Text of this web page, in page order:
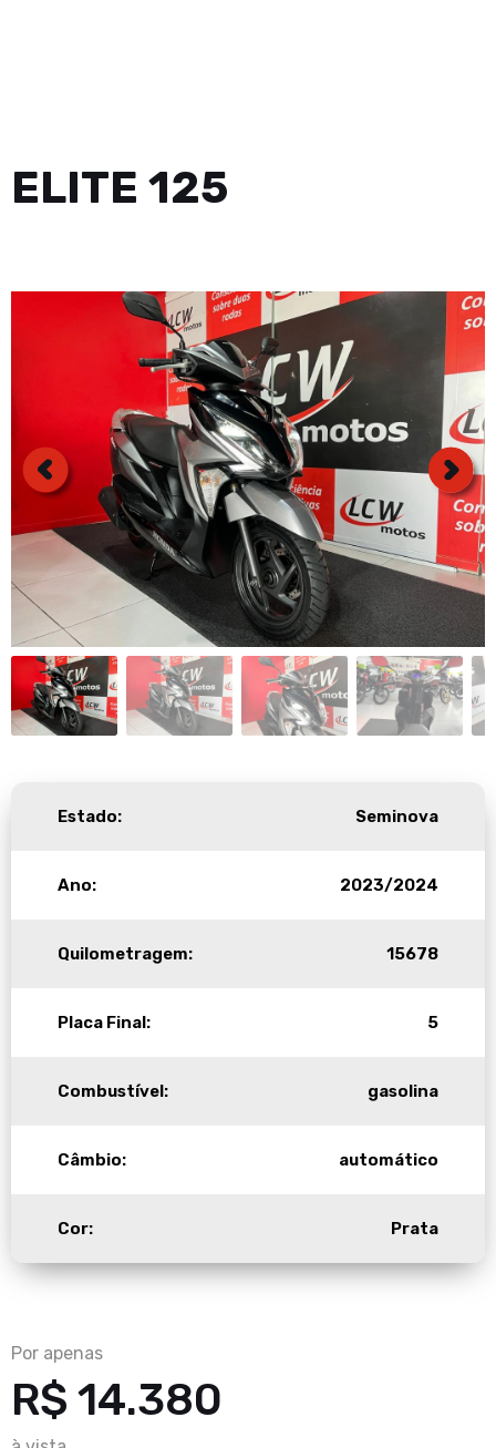
ELITE 125
Estado: Seminova
Ano: 2023/2024
Quilometragem: 15678
Placa Final: 5
Combustível: gasolina
Câmbio: automático
Cor: Prata
Por apenas
R$ 14.380